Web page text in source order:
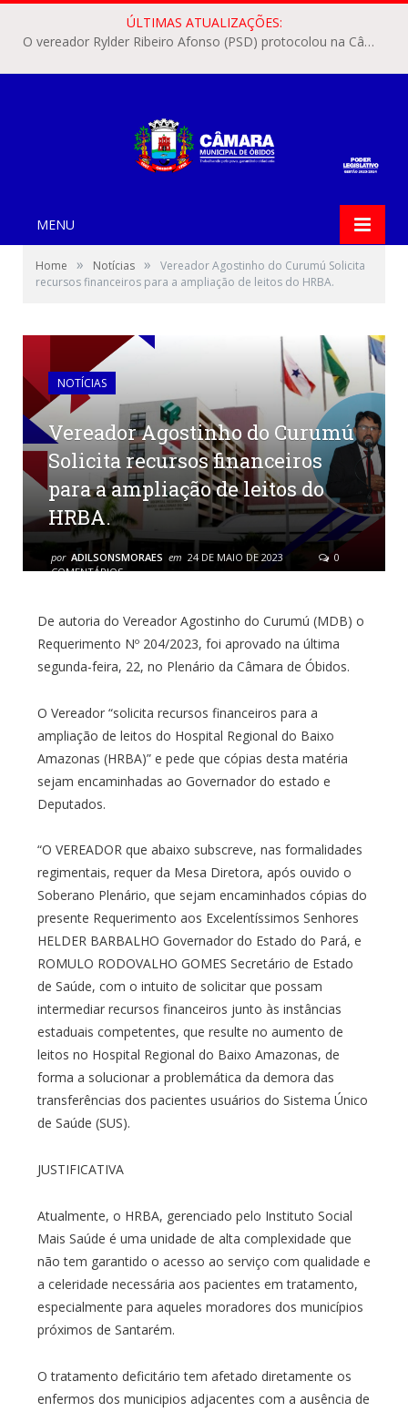
ÚLTIMAS ATUALIZAÇÕES:
O vereador Rylder Ribeiro Afonso (PSD) protocolou na Câmara Municipal de Óbidos o Requerimento nº 346/2026.
MENU
Home » Notícias »
Vereador Agostinho do Curumú Solicita
recursos financeiros para a ampliação de leitos do HRBA.
NOTÍCIAS
Vereador Agostinho do Curumú
Solicita recursos financeiros
para a ampliação de leitos do
HRBA.
por ADILSONSMORAES em 24 DE MAIO DE 2023
0
COMENTÁRIOS
De autoria do Vereador Agostinho do Curumú (MDB) o
Requerimento Nº 204/2023, foi aprovado na última
segunda-feira, 22, no Plenário da Câmara de Óbidos.
O Vereador “solicita recursos financeiros para a
ampliação de leitos do Hospital Regional do Baixo
Amazonas (HRBA)” e pede que cópias desta matéria
sejam encaminhadas ao Governador do estado e
Deputados.
“O VEREADOR que abaixo subscreve, nas formalidades
regimentais, requer da Mesa Diretora, após ouvido o
Soberano Plenário, que sejam encaminhados cópias do
presente Requerimento aos Excelentíssimos Senhores
HELDER BARBALHO Governador do Estado do Pará, e
ROMULO RODOVALHO GOMES Secretário de Estado
de Saúde, com o intuito de solicitar que possam
intermediar recursos financeiros junto às instâncias
estaduais competentes, que resulte no aumento de
leitos no Hospital Regional do Baixo Amazonas, de
forma a solucionar a problemática da demora das
transferências dos pacientes usuários do Sistema Único
de Saúde (SUS).
JUSTIFICATIVA
Atualmente, o HRBA, gerenciado pelo Instituto Social
Mais Saúde é uma unidade de alta complexidade que
não tem garantido o acesso ao serviço com qualidade e
a celeridade necessária aos pacientes em tratamento,
especialmente para aqueles moradores dos municípios
próximos de Santarém.
O tratamento deficitário tem afetado diretamente os
enfermos dos municipios adjacentes com a ausência de